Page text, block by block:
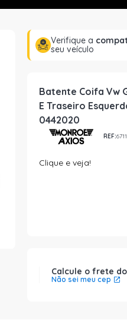
Verifique a
seu veículo
Batente Coifa Vw
E Traseiro
0442020
REF:
Clique e veja!
Calcule o frete
Não sei meu cep